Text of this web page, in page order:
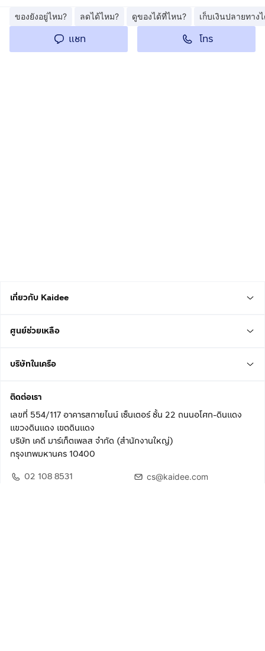
ของยังอยู่ไหม? ลดได้ไหม? ดูของได้ที่ไหน? เก็บเงินปลายทาง
แชท โทร
เกี่ยวกับ Kaidee
ศูนย์ช่วยเหลือ
บริษัทในเครือ
ติดต่อเรา
เลขที่ 554/117 อาคารสกายไนน์ เซ็นเตอร์ ชั้น 22 ถนนอโศก-ดินแดง
แขวงดินแดง เขตดินแดง
บริษัท เคดี มาร์เก็ตเพลส จำกัด (สำนักงานใหญ่)
กรุงเทพมหานคร 10400
02 108 8531
cs@kaidee.com